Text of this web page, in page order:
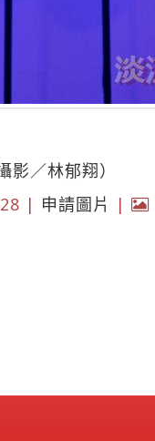
／林郁翔）
| 申請圖片 |